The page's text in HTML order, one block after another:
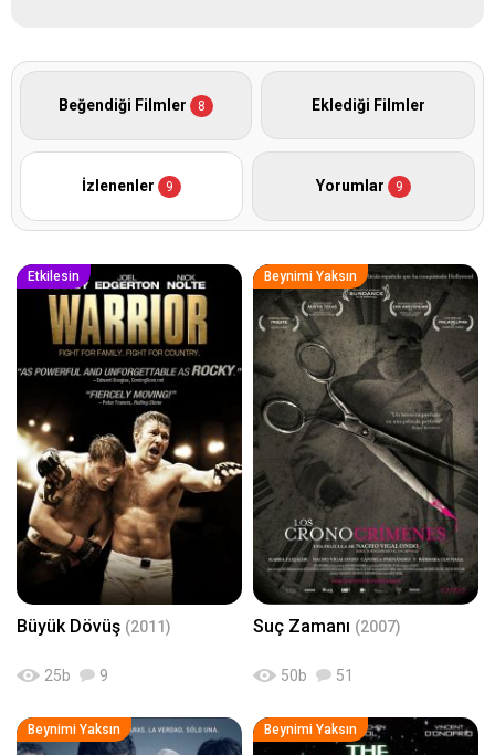
Beğendiği Filmler 8 Eklediği Filmler
İzlenenler 9 Yorumlar 9
Etkilesin
Büyük Dövüş (2011)
25b 9
Beynimi Yaksın
Suç Zamanı (2007)
50b 51
Beynimi Yaksın Beynimi Yaksın